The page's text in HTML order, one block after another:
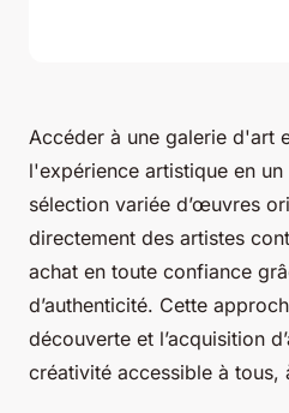
Accéder à une galerie d'art
l'expérience artistique en
sélection variée d’œuvres
directement des artistes
achat en toute confiance
d’authenticité. Cette
découverte et l’acquisition
créativité accessible à tous,